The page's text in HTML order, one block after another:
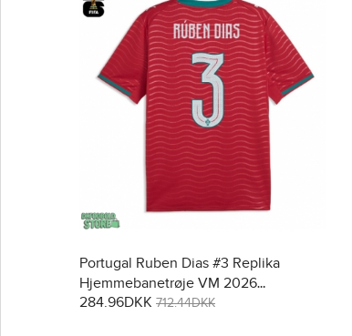
Portugal Ruben Dias #3 Replika
Hjemmebanetrøje VM 2026
Kortærmet
284.96DKK 712.44DKK